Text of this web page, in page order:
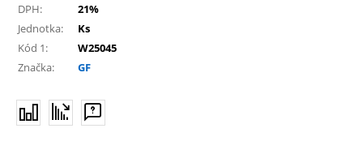
DPH:
21%
Jednotka:
Ks
Kód 1:
W25045
Značka:
GF